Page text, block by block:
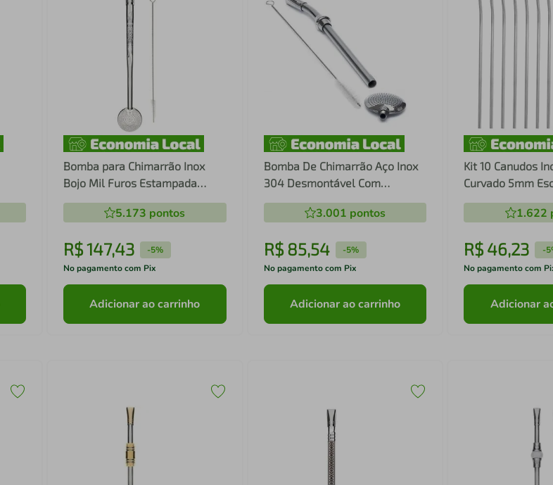
Bomba para Chimarrão Inox
Bojo Mil Furos Estampada
24cm Escovinha Bortonaggio
5.173 pontos
R$147,43 -5%
No pagamento com Pix
Adicionar ao carrinho
Bomba De Chimarrão Aço Inox
304 Desmontável Com
Escovinha
3.001 pontos
R$ 85,54 -5%
No pagamento com Pix
Adicionar ao carrinho
Kit 10 Canudos
Curvado 5mm
1.622
R$46,23 -
No pagamento com
Adicionar